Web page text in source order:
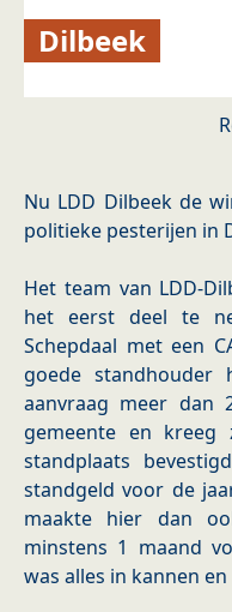
Dilbeek
Nu LDD Dilbeek de
politieke pesterijen in
Het team van LDD-
het eerst deel te
Schepdaal met een
goede standhouder
aanvraag meer dan
gemeente en kreeg
standplaats
standgeld voor de
maakte hier dan
minstens 1 maand
was alles in kannen